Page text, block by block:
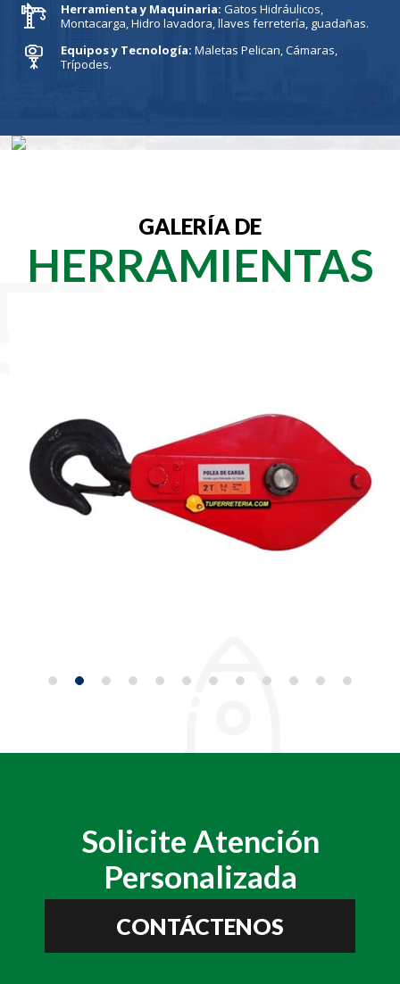
Herramienta y Maquinaria: Gatos Hidráulicos,
Montacarga, Hidro lavadora, llaves ferretería, guadañas.
Equipos y Tecnología: Maletas Pelican, Cámaras,
Trípodes.
GALERÍA DE
HERRAMIENTAS
Solicite Atención
Personalizada
CONTÁCTENOS